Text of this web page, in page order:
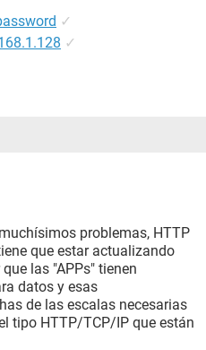
✓
✓
problemas, HTTP
que estar actualizando
las "APPs" tienen
datos y esas
de las escalas necesarias
tipo HTTP/TCP/IP que están